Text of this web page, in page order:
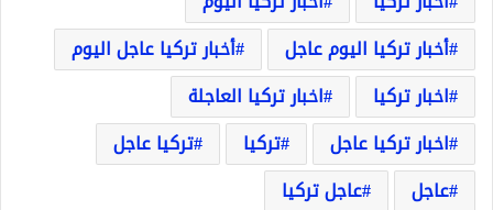
أخبار تركيا اليوم عاجل
أخبار تركيا عاجل اليوم
اخبار تركيا
اخبار تركيا العاجلة
اخبار تركيا عاجل
تركيا
تركيا عاجل
عاجل
عاجل تركيا